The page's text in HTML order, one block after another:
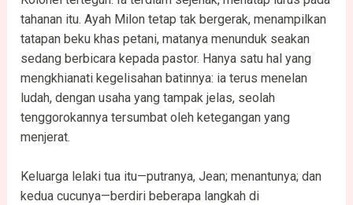
tahanan itu. Ayah Milon tetap tak bergerak, menampilkan
tatapan beku khas petani, matanya menunduk seakan
sedang berbicara kepada pastor. Hanya satu hal yang
mengkhianati kegelisahan batinnya: ia terus menelan
ludah, dengan usaha yang tampak jelas, seolah
tenggorokannya tersumbat oleh ketegangan yang
menjerat.
Keluarga lelaki tua itu—putranya, Jean; menantunya; dan
kedua cucunya—berdiri beberapa langkah di